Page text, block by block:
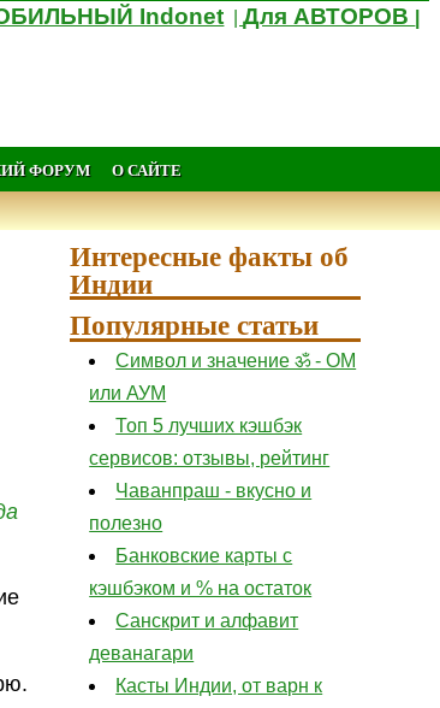
Indonet |Для АВТОРОВ
ФОРУМ О САЙТЕ
Интересные факты об
Индии
Популярные статьи
Символ и значение ॐ - ОМ
или АУМ
Топ 5 лучших кэшбэк
сервисов: отзывы, рейтинг
Чаванпраш - вкусно и
полезно
Банковские карты с
кэшбэком и % на остаток
Санскрит и алфавит
деванагари
Касты Индии, от варн к